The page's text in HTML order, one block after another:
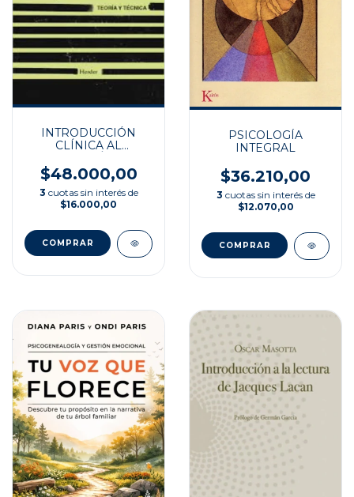
INTRODUCCIÓN
CLÍNICA AL
LACANIANO
$48.000,00
3 cuotas sin interés de
$16.000,00
PSICOLOGÍA
INTEGRAL
$36.210,00
3 cuotas sin interés de
$12.070,00